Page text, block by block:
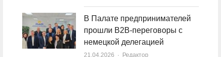
В Палате предпринимателей
прошли B2B-переговоры с
немецкой делегацией
21.04.2026 Author
Редактор